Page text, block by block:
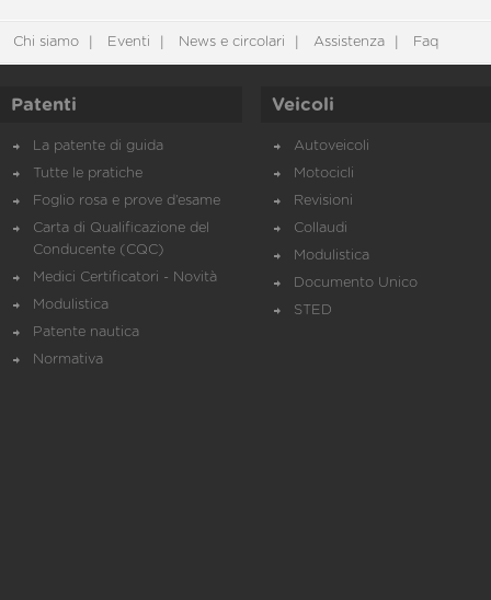
Chi siamo Eventi News e circolari Assistenza Faq
Patenti
La patente di guida
Tutte le pratiche
Foglio rosa e prove d’esame
Carta di Qualificazione del
Conducente (CQC)
Medici Certificatori - Novità
Modulistica
Patente nautica
Normativa
Veicoli
Autoveicoli
Motocicli
Revisioni
Collaudi
Modulistica
Documento Unico
STED